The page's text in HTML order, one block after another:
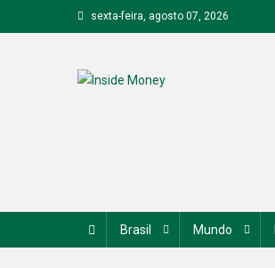
to
sexta-feira, agosto 07, 2026
Brasil Mundo